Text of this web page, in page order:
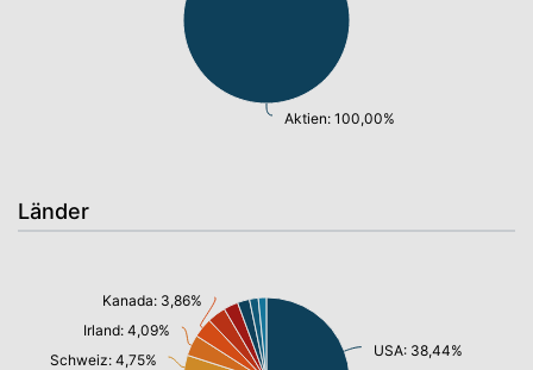
Aktien: 100,00%
Länder
USA: 38,44%
Schweiz: 4,75%
Irland: 4,09%
Kanada: 3,86%